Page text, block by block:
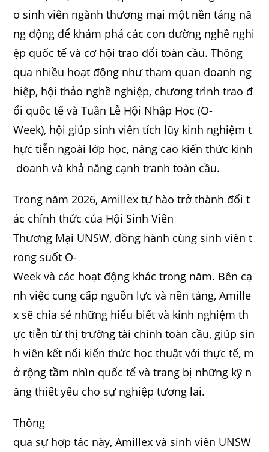
o sinh viên ngành thương mại một nền tảng nă
ng động để khám phá các con đường nghề nghi
ệp quốc tế và cơ hội trao đổi toàn cầu. Thông
qua nhiều hoạt động như tham quan doanh ng
hiệp, hội thảo nghề nghiệp, chương trình trao đ
ổi quốc tế và Tuần Lễ Hội Nhập Học (O-
Week), hội giúp sinh viên tích lũy kinh nghiệm t
hực tiễn ngoài lớp học, nâng cao kiến thức kinh
doanh và khả năng cạnh tranh toàn cầu.
Trong năm 2026, Amillex tự hào trở thành đối t
ác chính thức của Hội Sinh Viên
Thương Mại UNSW, đồng hành cùng sinh viên t
rong suốt O-
Week và các hoạt động khác trong năm. Bên cạ
nh việc cung cấp nguồn lực và nền tảng, Amille
x sẽ chia sẻ những hiểu biết và kinh nghiệm th
ực tiễn từ thị trường tài chính toàn cầu, giúp sin
h viên kết nối kiến thức học thuật với thực tế, m
ở rộng tầm nhìn quốc tế và trang bị những kỹ n
ăng thiết yếu cho sự nghiệp tương lai.
Thông
qua sự hợp tác này, Amillex và sinh viên UNSW